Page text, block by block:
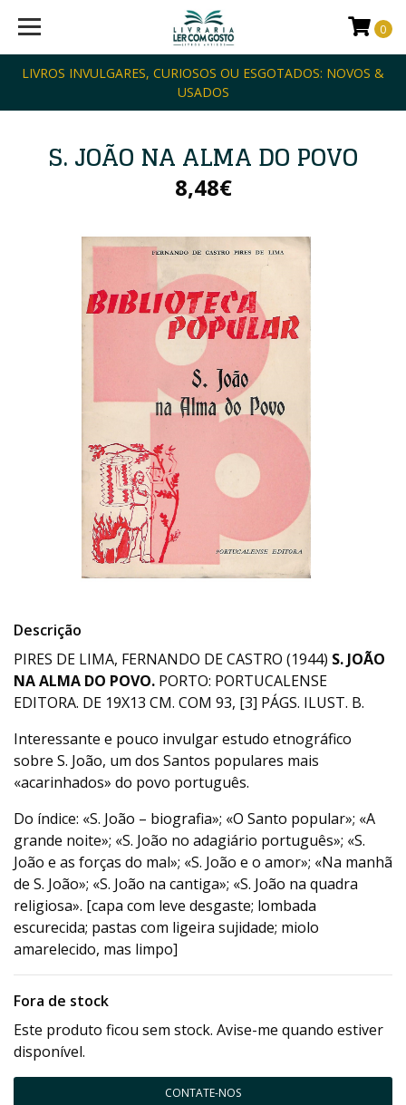
LIVROS INVULGARES, CURIOSOS OU ESGOTADOS: NOVOS &
USADOS
0
S. JOÃO NA ALMA DO POVO
8,48€
Descrição
PIRES DE LIMA, FERNANDO DE CASTRO (1944) S. JOÃO
NA ALMA DO POVO. PORTO: PORTUCALENSE
EDITORA. DE 19X13 CM. COM 93, [3] PÁGS. ILUST. B.
Interessante e pouco invulgar estudo etnográfico
sobre S. João, um dos Santos populares mais
«acarinhados» do povo português.
Do índice: «S. João – biografia»; «O Santo popular»; «A
grande noite»; «S. João no adagiário português»; «S.
João e as forças do mal»; «S. João e o amor»; «Na manhã
de S. João»; «S. João na cantiga»; «S. João na quadra
religiosa». [capa com leve desgaste; lombada
escurecida; pastas com ligeira sujidade; miolo
amarelecido, mas limpo]
Fora de stock
Este produto ficou sem stock. Avise-me quando estiver
disponível.
CONTATE-NOS